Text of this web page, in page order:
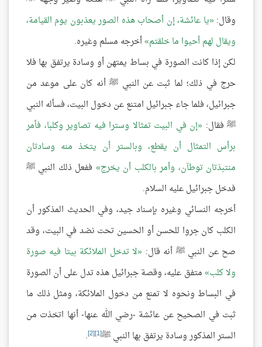
وقال: يا عائشة، إن أصحاب هذه الصور يعذبون يوم القيامة،
ويقال لهم أحيوا ما خلقتم أخرجه مسلم وغيره.
لكن إذا كانت الصورة في بساط يمتهن أو وسادة يرتفق بها فلا
حرج في ذلك؛ لما ثبت عن النبي ﷺ أنه كان على موعد من
جبرائيل، فلما جاء جبرائيل امتنع عن دخول البيت، فسأله النبي
ﷺ فقال: إن في البيت تمثالا وسترا فيه تصاوير وكلبا، فأمر
برأس التمثال أن يقطع، وبالستر أن يتخذ منه وسادتان
منتبذتان توطآن، وأمر بالكلب أن يخرج ففعل ذلك النبي ﷺ
فدخل جبرائيل عليه السلام.
أخرجه النسائي وغيره بإسناد جيد، وفي الحديث المذكور أن
الكلب كان جروا للحسن أو الحسين تحت نضد في البيت، وقد
صح عن النبي ﷺ أنه قال: لا تدخل الملائكة بيتا فيه صورة
ولا كلب متفق عليه، وقصة جبرائيل هذه تدل على أن الصورة
في البساط ونحوه لا تمنع من دخول الملائكة، ومثل ذلك ما
ثبت في الصحيح عن عائشة -رضي الله عنها- أنها اتخذت من
الستر المذكور وسادة يرتفق بها النبي ﷺ[1]
[2]
.